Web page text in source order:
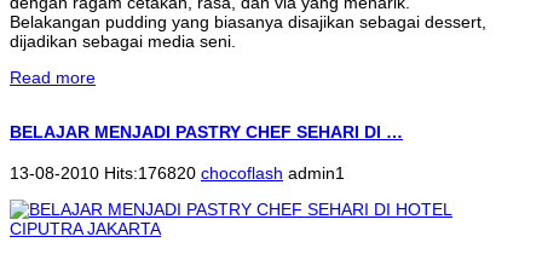
Belakangan pudding yang biasanya disajikan sebagai dessert,
dijadikan sebagai media seni.
Read more
BELAJAR MENJADI PASTRY CHEF SEHARI DI …
13-08-2010 Hits:176820 chocoflash admin1